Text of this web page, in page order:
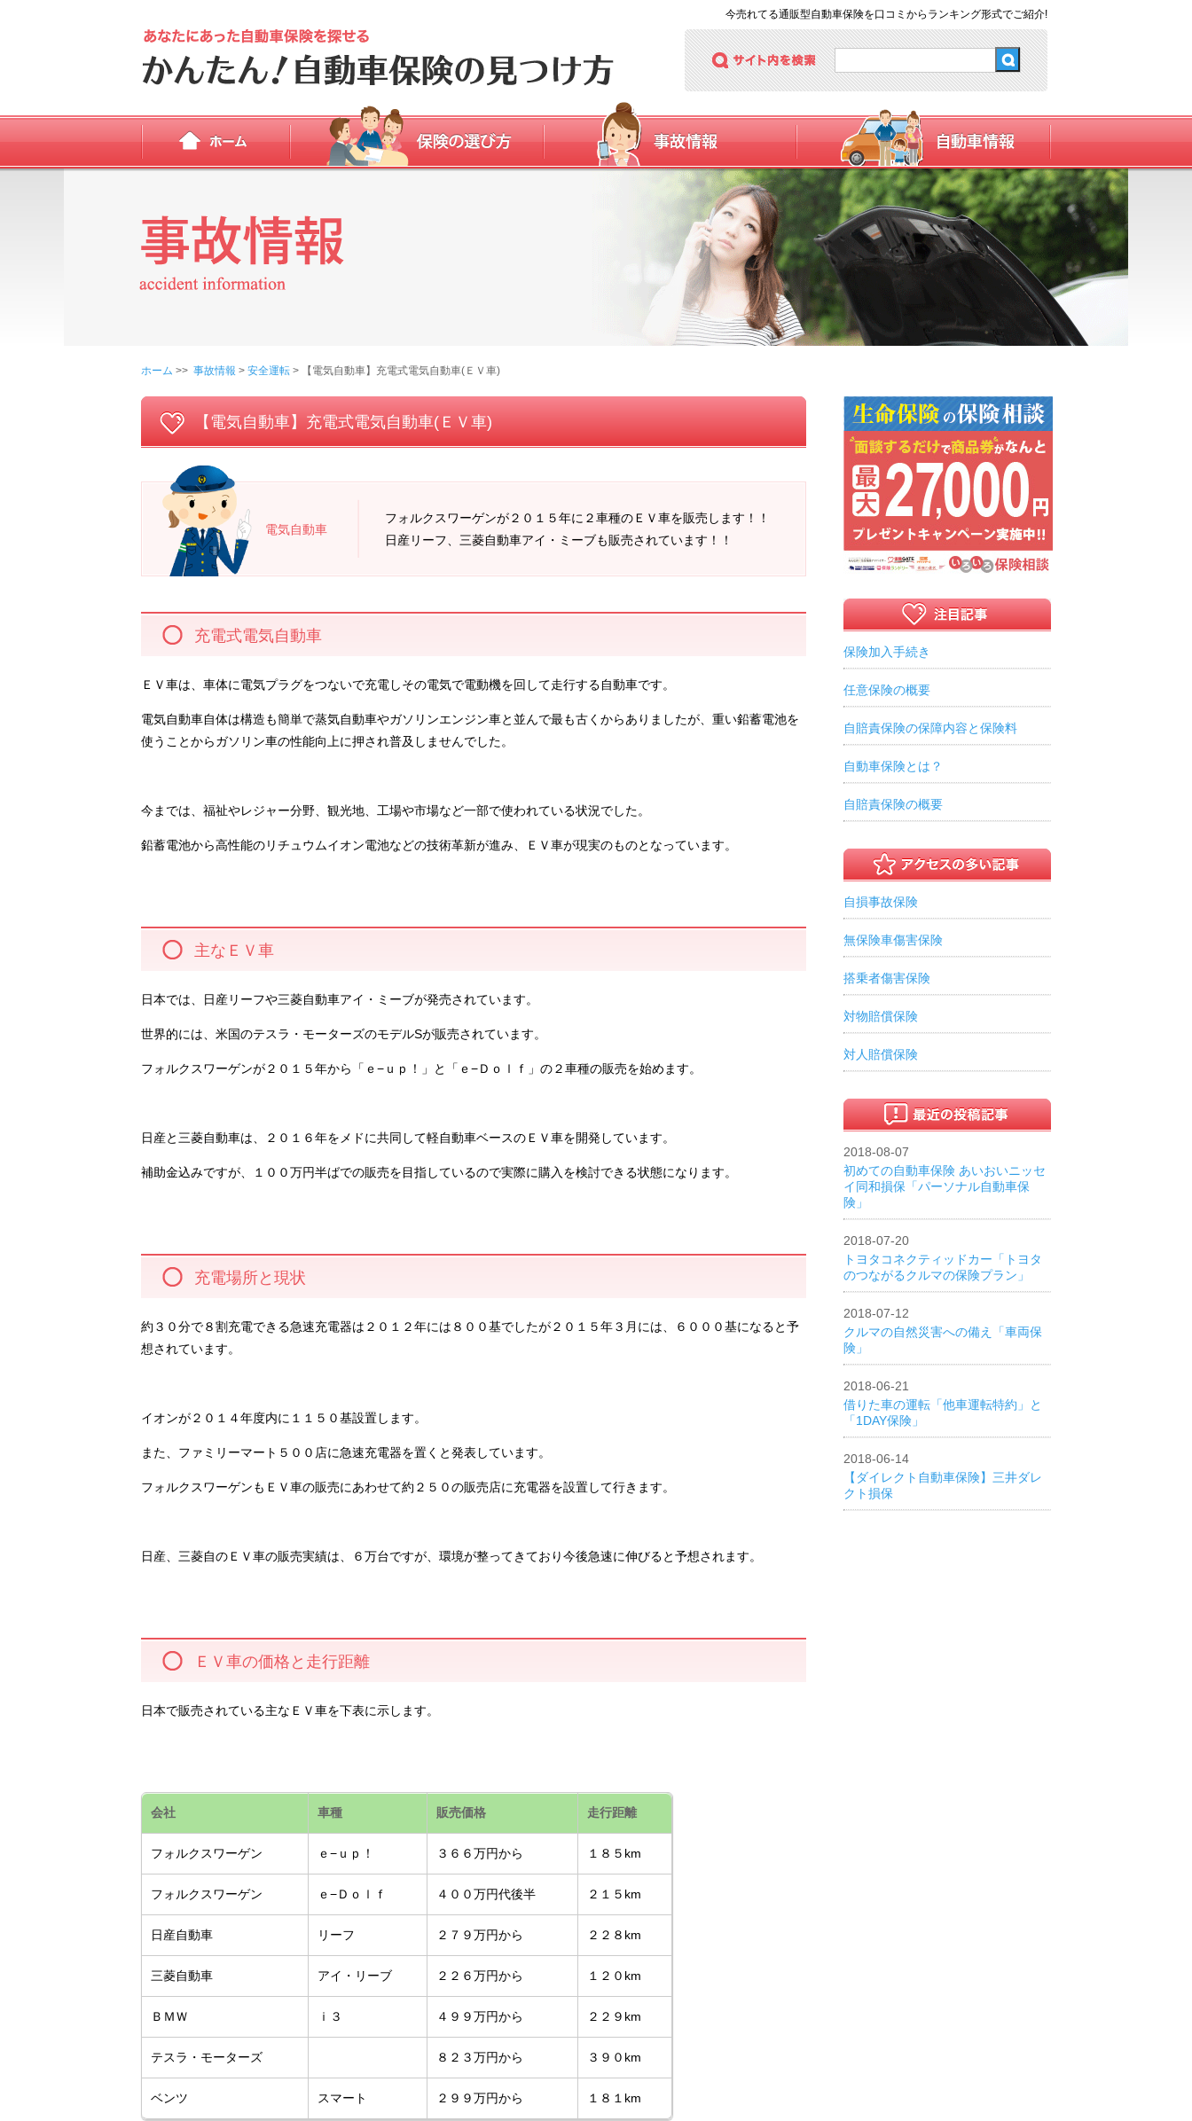
今売れてる通販型自動車保険を口コミからランキング形式でご紹介!
ホーム >> 事故情報 > 安全運転 > 【電気自動車】充電式電気自動車(ＥＶ車)
【電気自動車】充電式電気自動車(ＥＶ車)
電気自動車
フォルクスワーゲンが２０１５年に２車種のＥＶ車を販売します！！
日産リーフ、三菱自動車アイ・ミーブも販売されています！！
充電式電気自動車
ＥＶ車は、車体に電気プラグをつないで充電しその電気で電動機を回して走行する自動車です。
電気自動車自体は構造も簡単で蒸気自動車やガソリンエンジン車と並んで最も古くからありましたが、重い鉛蓄電池を
使うことからガソリン車の性能向上に押され普及しませんでした。
今までは、福祉やレジャー分野、観光地、工場や市場など一部で使われている状況でした。
鉛蓄電池から高性能のリチュウムイオン電池などの技術革新が進み、ＥＶ車が現実のものとなっています。
主なＥＶ車
日本では、日産リーフや三菱自動車アイ・ミーブが発売されています。
世界的には、米国のテスラ・モーターズのモデルSが販売されています。
フォルクスワーゲンが２０１５年から「ｅ−ｕｐ！」と「ｅ−Ｄｏｌｆ」の２車種の販売を始めます。
日産と三菱自動車は、２０１６年をメドに共同して軽自動車ベースのＥＶ車を開発しています。
補助金込みですが、１００万円半ばでの販売を目指しているので実際に購入を検討できる状態になります。
充電場所と現状
約３０分で８割充電できる急速充電器は２０１２年には８００基でしたが２０１５年３月には、６０００基になると予
想されています。
イオンが２０１４年度内に１１５０基設置します。
また、ファミリーマート５００店に急速充電器を置くと発表しています。
フォルクスワーゲンもＥＶ車の販売にあわせて約２５０の販売店に充電器を設置して行きます。
日産、三菱自のＥＶ車の販売実績は、６万台ですが、環境が整ってきており今後急速に伸びると予想されます。
ＥＶ車の価格と走行距離
日本で販売されている主なＥＶ車を下表に示します。
会社 車種 販売価格 走行距離
フォルクスワーゲン ｅ−ｕｐ！ ３６６万円から １８５km
フォルクスワーゲン ｅ−Ｄｏｌｆ ４００万円代後半 ２１５km
日産自動車 リーフ ２７９万円から ２２８km
三菱自動車 アイ・リーブ ２２６万円から １２０km
ＢＭＷ ｉ３ ４９９万円から ２２９km
テスラ・モーターズ ８２３万円から ３９０km
ベンツ スマート ２９９万円から １８１km
保険加入手続き
任意保険の概要
自賠責保険の保障内容と保険料
自動車保険とは？
自賠責保険の概要
自損事故保険
無保険車傷害保険
搭乗者傷害保険
対物賠償保険
対人賠償保険
2018-08-07
初めての自動車保険 あいおいニッセ
イ同和損保「パーソナル自動車保
険」
2018-07-20
トヨタコネクティッドカー「トヨタ
のつながるクルマの保険プラン」
2018-07-12
クルマの自然災害への備え「車両保
険」
2018-06-21
借りた車の運転「他車運転特約」と
「1DAY保険」
2018-06-14
【ダイレクト自動車保険】三井ダレ
クト損保